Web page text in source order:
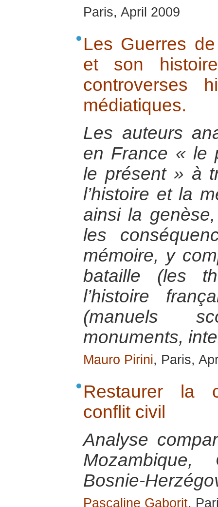
Paris, April 2009
Les Guerres
et son
controverses
médiatiques.
Les auteurs
en France « le
le présent » à
l’histoire et la
ainsi la
les
mémoire, y
bataille (les
l’histoire
(manuels
monuments,
Mauro Pirini, Paris,
Restaurer la
conflit civil
Analyse
Bosnie-
Pascaline Gaborit,